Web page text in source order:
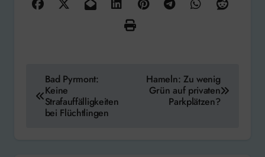
Beitragsnavigation
Bad Pyrmont:
Keine
Strafauffälligkeiten
bei Flüchtlingen
Hameln: Zu wenig
Grün auf privaten
Parkplätzen?